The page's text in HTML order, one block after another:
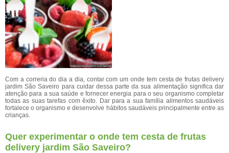
Com a correria do dia a dia, contar com um onde tem cesta de frutas delivery
jardim São Saveiro para cuidar dessa parte da sua alimentação significa dar
atenção para a sua saúde e fornecer energia para o seu organismo completar
todas as suas tarefas com êxito. Dar para a sua família alimentos saudáveis
fortalece o organismo e desenvolve hábitos saudáveis principalmente entre as
crianças.
Quer experimentar o onde tem cesta de frutas
delivery jardim São Saveiro?